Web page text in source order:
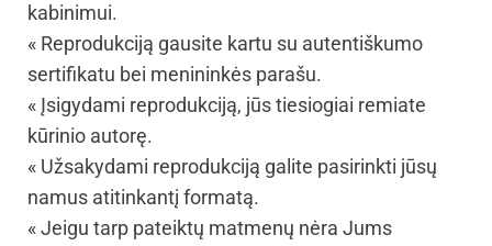
kabinimui.
« Reprodukciją gausite kartu su autentiškumo
sertifikatu bei menininkės parašu.
« Įsigydami reprodukciją, jūs tiesiogiai remiate
kūrinio autorę.
« Užsakydami reprodukciją galite pasirinkti jūsų
namus atitinkantį formatą.
« Jeigu tarp pateiktų matmenų nėra Jums